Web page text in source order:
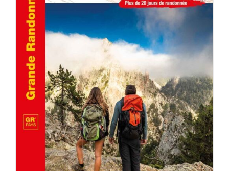
AJOUTER AU PANIER / DÉTAILS